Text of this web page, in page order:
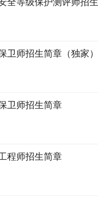
全等级保护测评师招
卫师招生简章（独家）
卫师招生简章
程师招生简章